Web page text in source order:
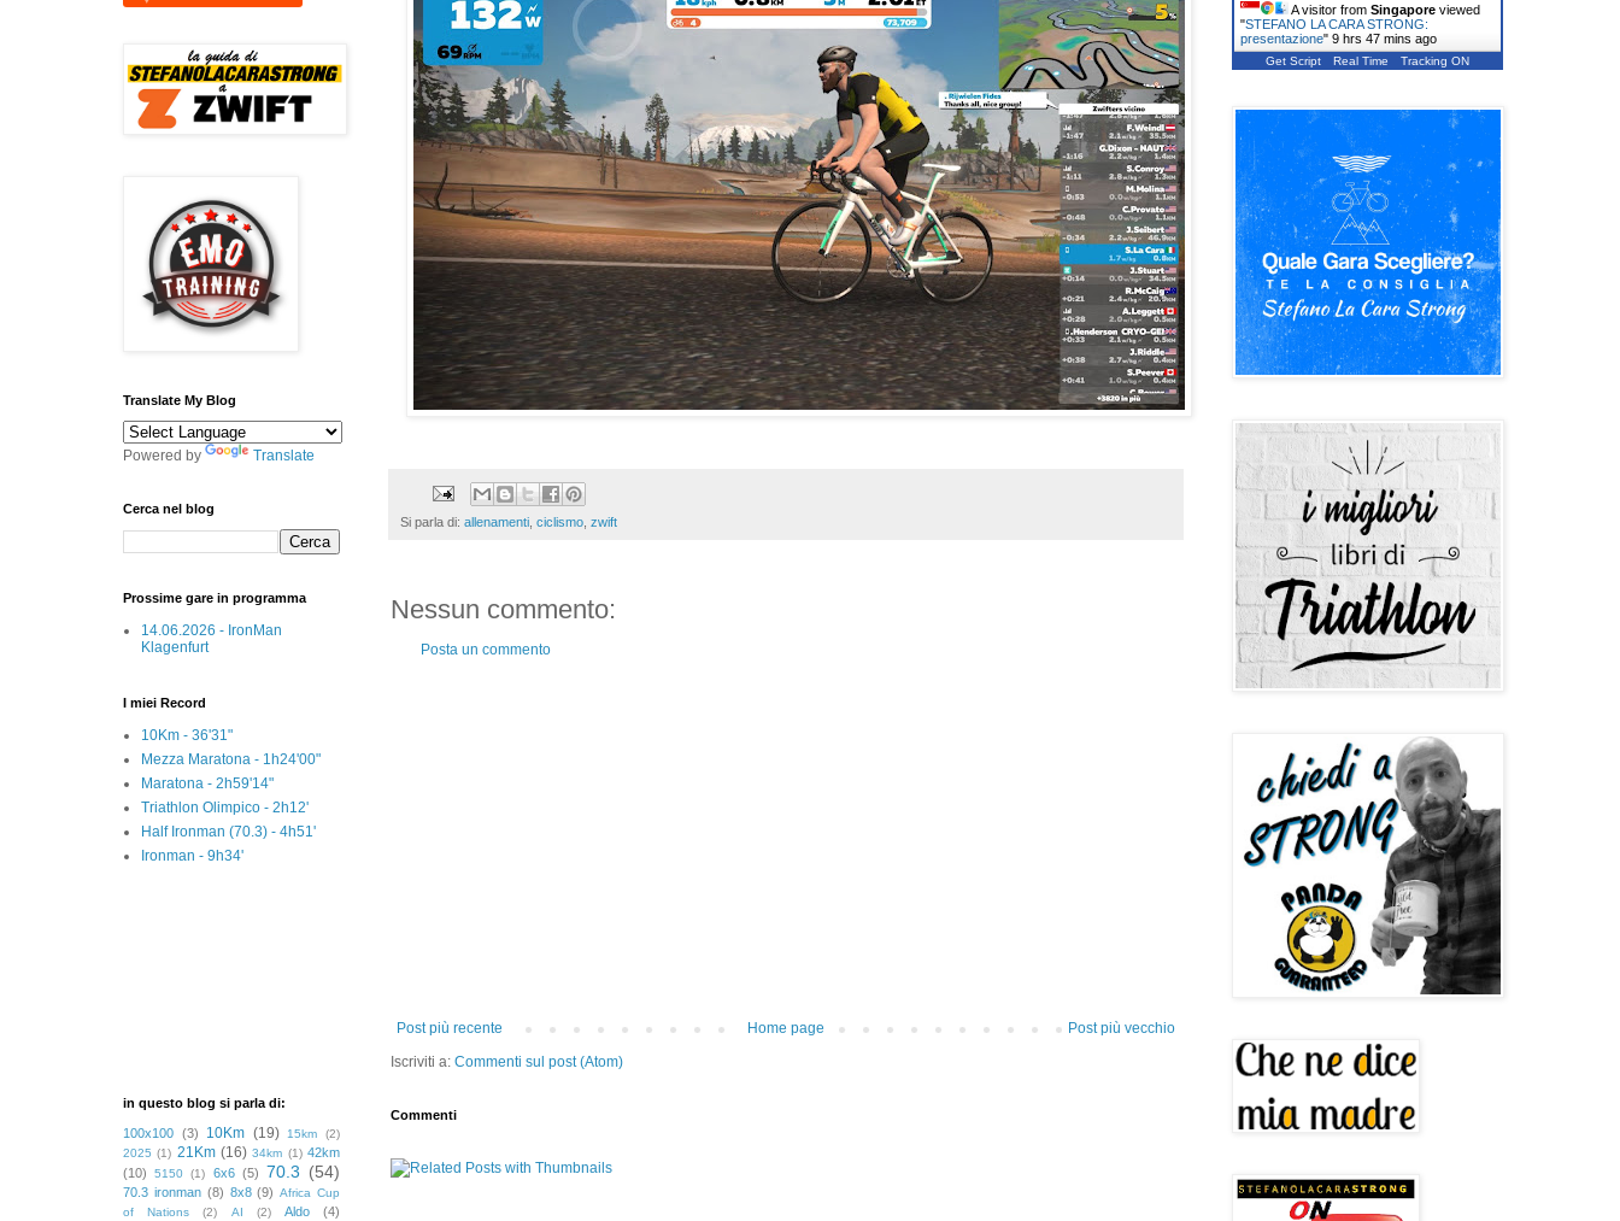
Si parla di: allenamenti ciclismo zwift
Nessun commento:
Posta un commento
Post più recente Post più vecchio
Home page
Iscriviti a: Commenti sul post (Atom)
Commenti
Translate My Blog
Powered by Translate
Cerca nel blog
Prossime gare in programma
14.06.2026 - IronMan
Klagenfurt
I miei Record
10Km - 36'31"
Mezza Maratona - 1h24'00"
Maratona - 2h59'14"
Triathlon Olimpico - 2h12'
Half Ironman (70.3) - 4h51'
Ironman - 9h34'
in questo blog si parla di:
100x100 (3) 10Km (19) 15km
(2)
2025 (1) 21Km (16) 34km (1) 42km
(10)
5150 (1) 6x6 (5) 70.3 (54)
70.3 ironman (8) 8x8 (9) Africa Cup
of Nations
(2) AI (2) Aldo (4)
A visitor from Singapore viewed
"STEFANO LA CARA STRONG:
presentazione" 9 hrs 47 mins ago
Get Script Real Time Tracking ON